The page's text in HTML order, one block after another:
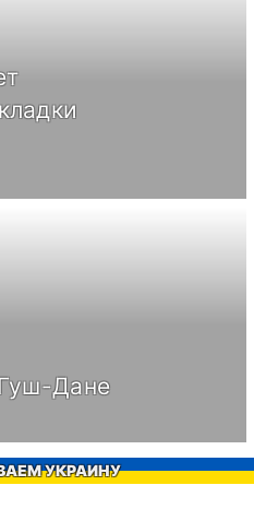
Дане
УКРАИНУ